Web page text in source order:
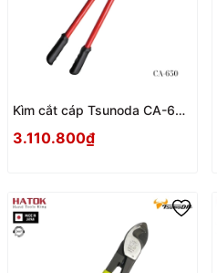
Kìm cắt cáp Tsunoda CA-650
3.110.800₫